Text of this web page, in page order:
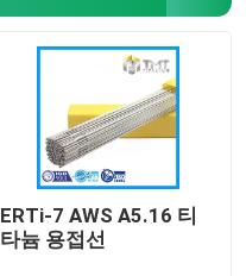
ERTi-7 AWS A5.16 티
타늄 용접선